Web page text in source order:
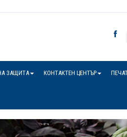
ЗАЩИТА КОНТАКТЕН ЦЕНТЪР